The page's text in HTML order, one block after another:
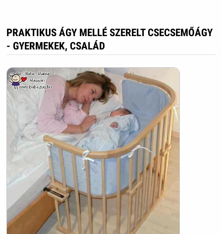
PRAKTIKUS ÁGY MELLÉ SZERELT CSECSEMŐÁGY
- GYERMEKEK, CSALÁD